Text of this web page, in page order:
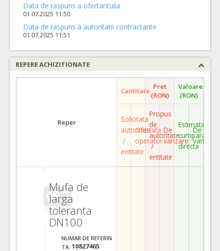
Data de raspuns a ofertantului
01.07.2025 11:50
Data de raspuns a autoritatii contractante
01.07.2025 11:51
REPERE ACHIZITIONATE
Reper
Cantitate Pret
(RON)
Valoare
(RON)
Solicitata
autoritate
/
entitate
Ofertata
operator
Propus
de
autoritate
/
entitate
De
vanzare
Estimata
cumparare
directa
De
vanzare
Mufa de
larga
toleranta
DN100
NUMAR DE REFERIN
TA: 10827465